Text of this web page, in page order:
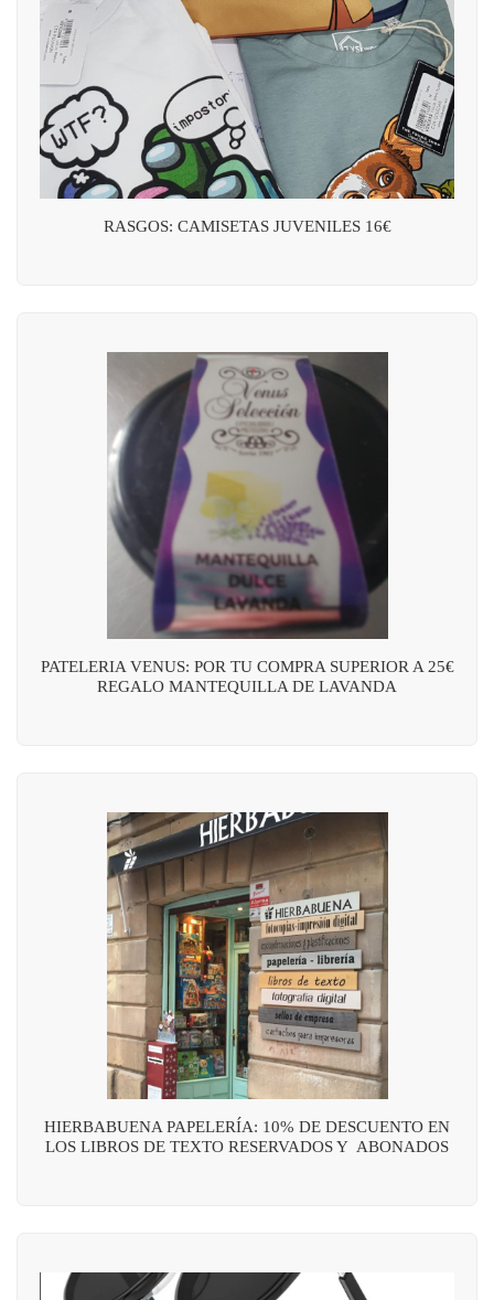
RASGOS: CAMISETAS JUVENILES 16€
PATELERIA VENUS: POR TU COMPRA SUPERIOR A 25€
REGALO MANTEQUILLA DE LAVANDA
HIERBABUENA PAPELERÍA: 10% DE DESCUENTO EN
LOS LIBROS DE TEXTO RESERVADOS Y ABONADOS